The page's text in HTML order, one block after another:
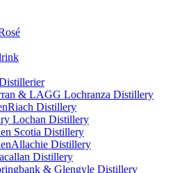
& LAGG Lochranza Distillery
Distillery
Lochan Distillery
Scotia Distillery
Distillery
Distillery
& Glengyle Distillery